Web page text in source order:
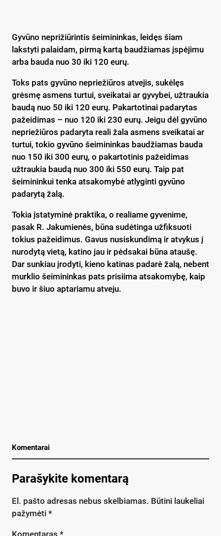
Gyvūno neprižiūrintis šeimininkas, leidęs šiam
lakstyti palaidam, pirmą kartą baudžiamas įspėjimu
arba bauda nuo 30 iki 120 eurų.
Toks pats gyvūno nepriežiūros atvejis, sukėlęs
grėsmę asmens turtui, sveikatai ar gyvybei, užtraukia
baudą nuo 50 iki 120 eurų. Pakartotinai padarytas
pažeidimas – nuo 120 iki 230 eurų. Jeigu dėl gyvūno
nepriežiūros padaryta reali žala asmens sveikatai ar
turtui, tokio gyvūno šeimininkas baudžiamas bauda
nuo 150 iki 300 eurų, o pakartotinis pažeidimas
užtraukia baudą nuo 300 iki 550 eurų. Taip pat
šeimininkui tenka atsakomybė atlyginti gyvūno
padarytą žalą.
Tokia įstatyminė praktika, o realiame gyvenime,
pasak R. Jakumienės, būna sudėtinga užfiksuoti
tokius pažeidimus. Gavus nusiskundimą ir atvykus į
nurodytą vietą, katino jau ir pėdsakai būna ataušę.
Dar sunkiau įrodyti, kieno katinas padarė žalą, nebent
murklio šeimininkas pats prisiima atsakomybę, kaip
buvo ir šiuo aptariamu atveju.
Komentarai
Parašykite komentarą
El. pašto adresas nebus skelbiamas. Būtini laukeliai
pažymėti *